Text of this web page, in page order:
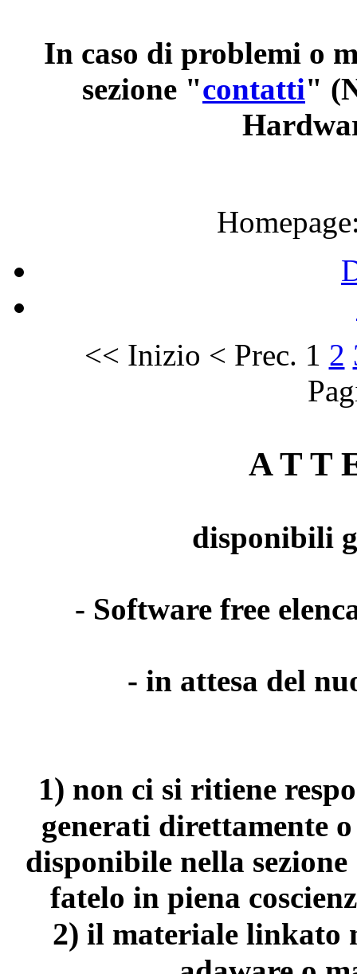
In caso di problemi o
sezione "contatti"
<< Inizio < Prec. 1 2
A T T
disponibili
- Software free
- in attesa del
1) non ci si ritiene
generati direttamente
disponibile nella
fatelo in piena
2) il materiale linkato